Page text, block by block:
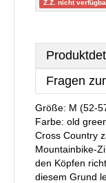
Z.Z. nicht
Fragen
Größe: M (52-
Farbe: old
Cross Country
Mountainbike-
den Köpfen
diesem Grund